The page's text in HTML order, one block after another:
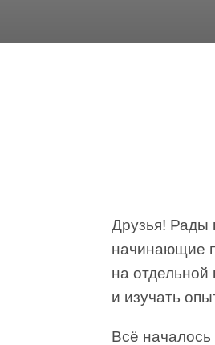
Друзья! Рады
начинающие
на отдельной
и изучать
Всё началось